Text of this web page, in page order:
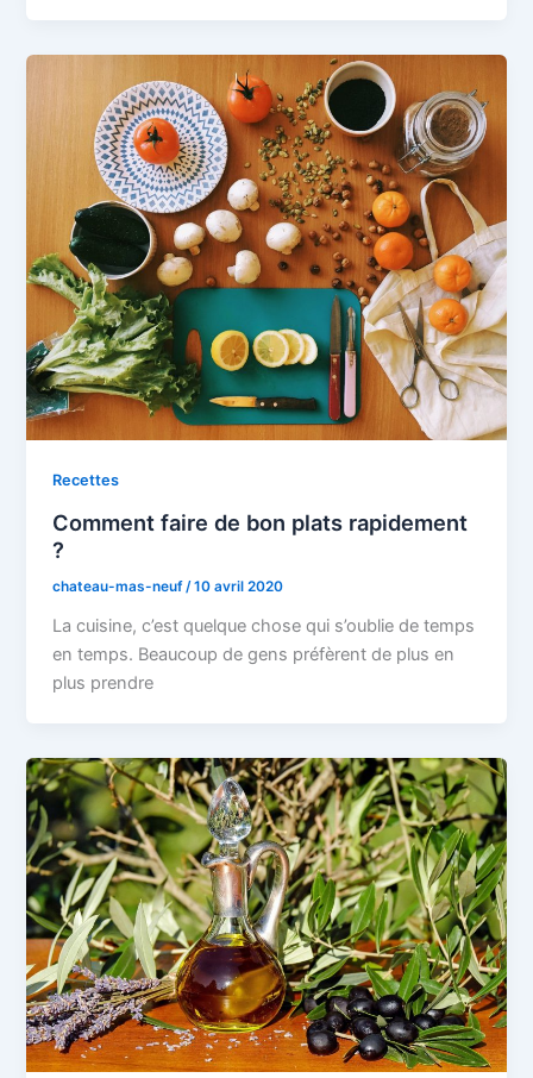
Recettes
Comment faire de bon plats rapidement
?
chateau-mas-neuf/10 avril 2020
La cuisine, c’est quelque chose qui s’oublie de temps
en temps. Beaucoup de gens préfèrent de plus en
plus prendre